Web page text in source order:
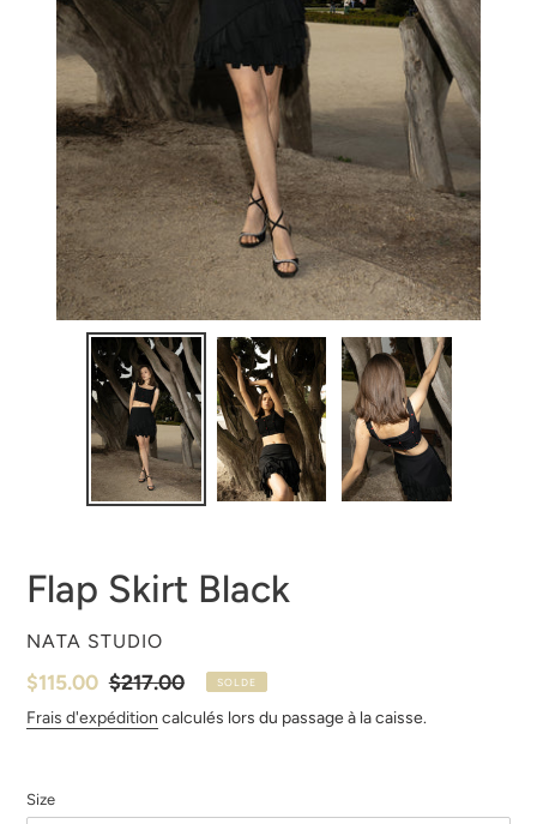
Flap Skirt Black
DISTRIBUTEUR
NATA STUDIO
Prix
réduit
$115.00 Prix
normal
$217.00 SOLDE
Frais d'expédition calculés lors du passage à la caisse.
Size